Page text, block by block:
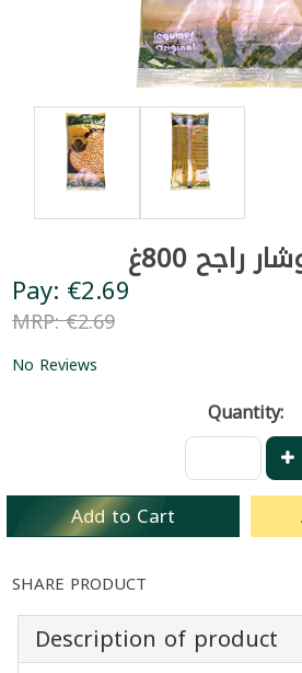
راجح 800غ
Pay: €2.69
MRP: €2.69
No Reviews
Quantity:
Add to Cart
SHARE PRODUCT
Description of product